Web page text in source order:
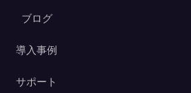
ブログ
導入事例
サポート